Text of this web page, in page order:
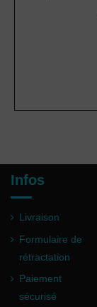
Infos
Livraison
Formulaire de
rétractation
Paiement
sécurisé